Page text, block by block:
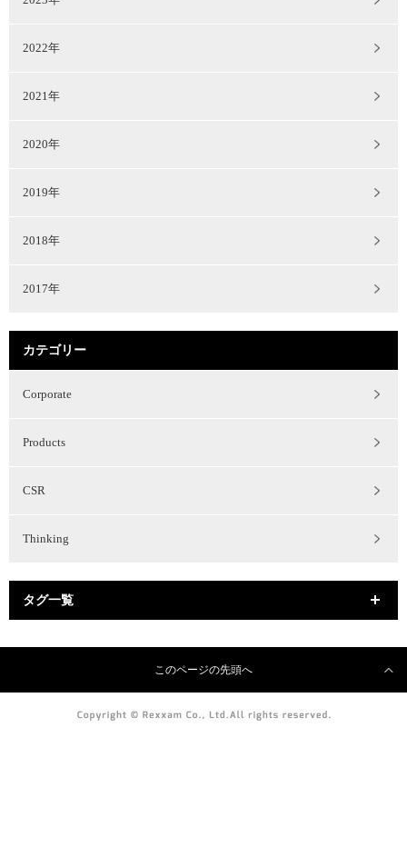
2022年
2021年
2020年
2019年
2018年
2017年
カテゴリー
Corporate
Products
CSR
Thinking
タグ一覧
このページの先頭へ